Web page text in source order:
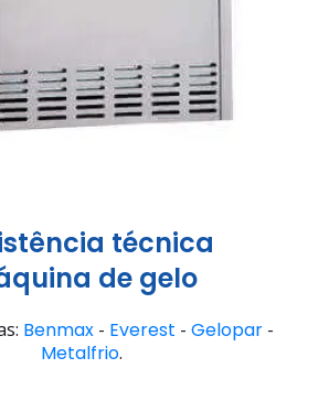
técnica
de gelo
Benmax - Everest - Gelopar -
Metalfrio.